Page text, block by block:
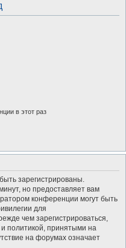
в этот раз
зарегистрированы.
но предоставляет вам
конференции могут быть
для
чем зарегистрироваться,
политикой, принятыми на
на форумах означает